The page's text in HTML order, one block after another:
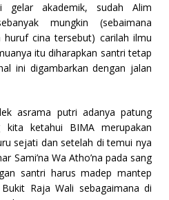
gelar akademik, sudah Alim
mungkin (sebaimana
huruf cina tersebut) carilah ilmu
itu diharapkan santri tetap
ini digambarkan dengan jalan
asrama putri adanya patung
kita ketahui BIMA merupakan
sejati dan setelah di temui nya
Sami’na Wa Atho’na pada sang
santri harus madep mantep
Raja Wali sebagaimana di